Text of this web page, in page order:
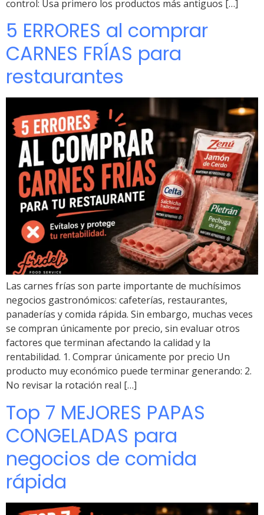
control: Usa primero los productos más antiguos […]
5 ERRORES al comprar
CARNES FRÍAS para
restaurantes
Las carnes frías son parte importante de muchísimos
negocios gastronómicos: cafeterías, restaurantes,
panaderías y comida rápida. Sin embargo, muchas veces
se compran únicamente por precio, sin evaluar otros
factores que terminan afectando la calidad y la
rentabilidad. 1. Comprar únicamente por precio Un
producto muy económico puede terminar generando: 2.
No revisar la rotación real […]
Top 7 MEJORES PAPAS
CONGELADAS para
negocios de comida
rápida